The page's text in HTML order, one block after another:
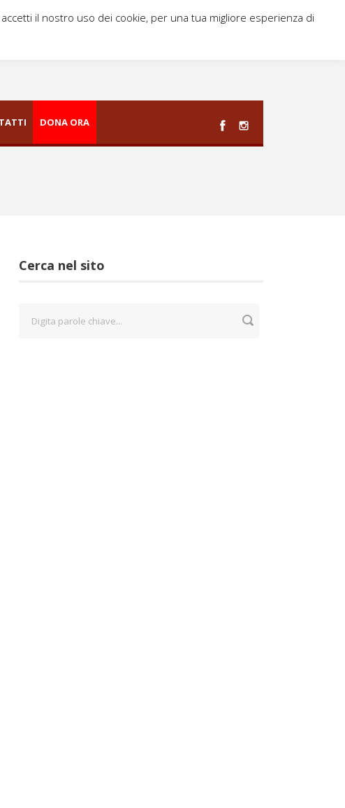
DONA ORA
Cerca nel sito
il nostro uso dei cookie, per una tua migliore esperienza di